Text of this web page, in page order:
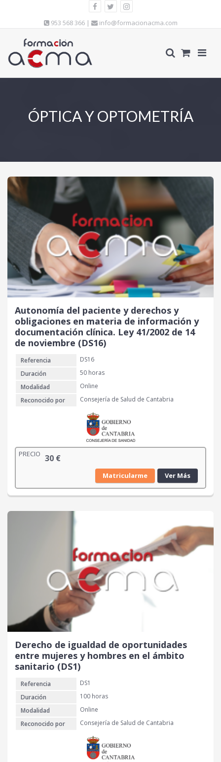
953 568 366 | info@formacionacma.com
ÓPTICA Y OPTOMETRÍA
Autonomía del paciente y derechos y
obligaciones en materia de información y
documentación clínica. Ley 41/2002 de 14
de noviembre (DS16)
Referencia
DS16
Duración
50 horas
Modalidad
Online
Reconocido por
Consejería de Salud de Cantabria
PRECIO 30 €
Matricularme Ver Más
Derecho de igualdad de oportunidades
entre mujeres y hombres en el ámbito
sanitario (DS1)
Referencia
DS1
Duración
100 horas
Modalidad
Online
Reconocido por
Consejería de Salud de Cantabria